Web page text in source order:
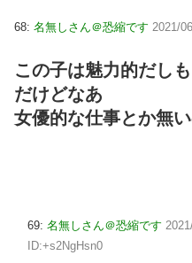
68: 名無しさん＠恐縮です 2021/
この子は魅力的だし
だけどなあ
女優的な仕事とか無
69: 名無しさん＠恐縮です
ID:+s2NgHsn0